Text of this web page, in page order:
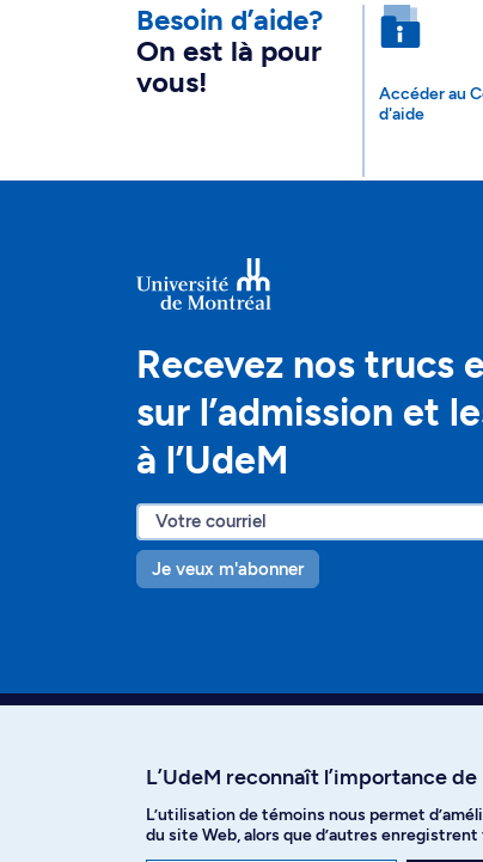
Besoin d’aide?
On est là pour
vous!
Accéder au
d'aide
Recevez nos trucs
sur l’admission et
à l’UdeM
Je veux m'abonner
Facebook Instagram
L’UdeM reconnaît l’importance
L’utilisation de témoins nous permet
du site Web, alors que d’autres